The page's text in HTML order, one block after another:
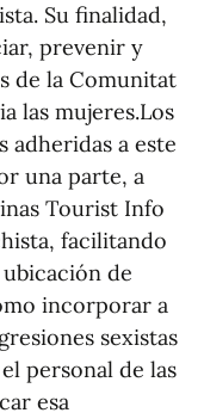
Su finalidad,
prevenir y
de la Comunitat
las mujeres.Los
adheridas a este
una parte, a
Tourist Info
facilitando
de
incorporar a
sexistas
personal de las
esa